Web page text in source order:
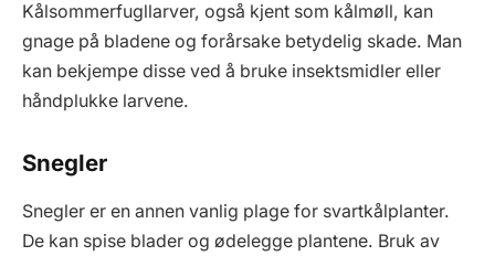
Kålsommerfugllarver, også kjent som kålmøll, kan
gnage på bladene og forårsake betydelig skade. Man
kan bekjempe disse ved å bruke insektsmidler eller
håndplukke larvene.
Snegler
Snegler er en annen vanlig plage for svartkålplanter.
De kan spise blader og ødelegge plantene. Bruk av